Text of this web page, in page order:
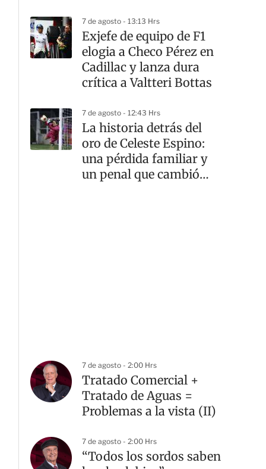
7 de agosto - 13:13 Hrs
Exjefe de equipo de F1
elogia a Checo Pérez en
Cadillac y lanza dura
crítica a Valtteri Bottas
7 de agosto - 12:43 Hrs
La historia detrás del
oro de Celeste Espino:
una pérdida familiar y
un penal que cambió
7 de agosto - 2:00 Hrs
Tratado Comercial +
Tratado de Aguas =
Problemas a la vista (II)
7 de agosto - 2:00 Hrs
“Todos los sordos saben